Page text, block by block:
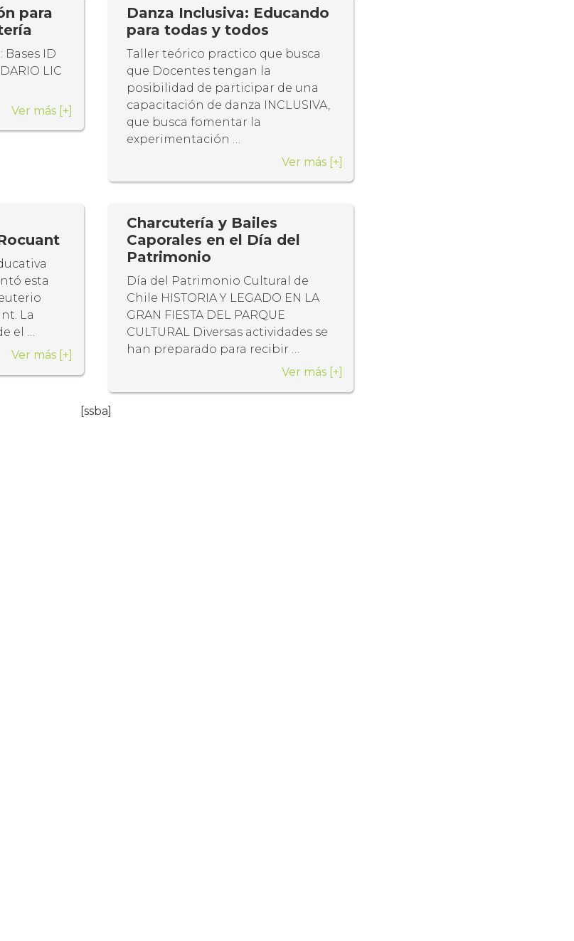
o
p
p
para
Bases ID
LIC
Ver más [+]
Danza Inclusiva: Educando
para todas y todos
Taller teórico practico que busca
que Docentes tengan la
posibilidad de participar de una
capacitación de danza INCLUSIVA,
que busca fomentar la
experimentación …
Ver más [+]
esta
La
el …
Ver más [+]
Charcutería y Bailes
Caporales en el Día del
Patrimonio
Día del Patrimonio Cultural de
Chile HISTORIA Y LEGADO EN LA
GRAN FIESTA DEL PARQUE
CULTURAL Diversas actividades se
han preparado para recibir …
Ver más [+]
[ssba]